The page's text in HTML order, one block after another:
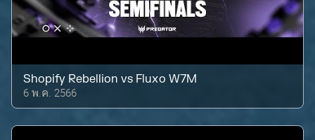
Shopify Rebellion vs Fluxo W7M
6 พ.ค. 2566